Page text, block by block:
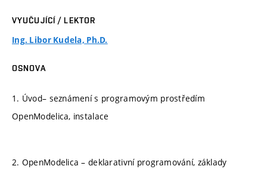
VYUČUJÍCÍ / LEKTOR
Ing. Libor Kudela, Ph.D.
OSNOVA
1. Úvod– seznámení s programovým prostředím
OpenModelica, instalace
2. OpenModelica – deklarativní programování, základy